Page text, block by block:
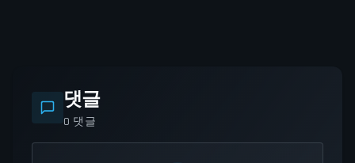
댓글
0 댓글